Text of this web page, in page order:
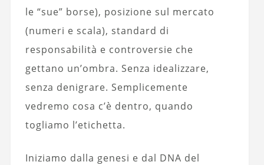
le “sue” borse), posizione sul mercato
(numeri e scala), standard di
responsabilità e controversie che
gettano un’ombra. Senza idealizzare,
senza denigrare. Semplicemente
vedremo cosa c’è dentro, quando
togliamo l’etichetta.
Iniziamo dalla genesi e dal DNA del